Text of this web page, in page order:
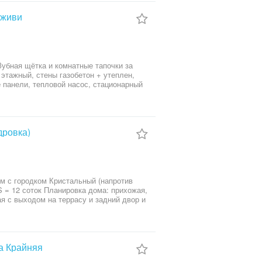
Кристальный, асфальтированный
работающая централизовано
SPA зона с сауной, бассейном и
облагорожена взрослым
щётка и комнатные тапочки за
тепловой насос, стационарный
Планировка: кухня – студия с
н ул. Новая, Участок: 10
с городком Кристальный (напротив
с выходом на террасу и задний двор и
мебелью и
Крайняя